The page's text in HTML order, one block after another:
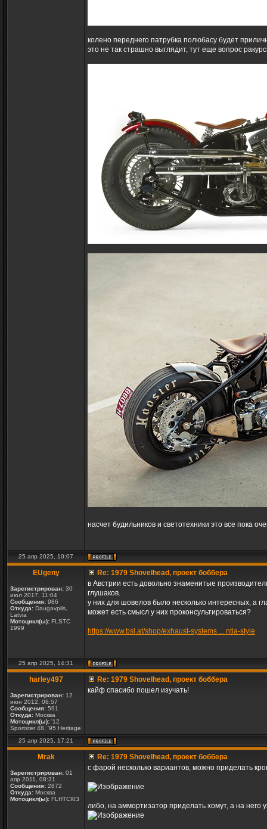
колено переднего патрубка полюбасу будет
это не так страшно выглядит, тут еще вопрос
насчет будильников и светотехники это все пока
25 апр 2025, 10:07
EUgeny
Зарегистрирован: 30
июл 2017, 11:04
Сообщения: 986
Откуда: Daugavpils,
Latvia
Мотоцикл(ы): FLSTC
1999
Re: 1979 Shovelhead, проект боббера
в Австрии есть довольно знаменитые
глушаков.
у них для шовелов было несколько интересных, а
может есть смысл у них проконсультироваться?
https://www.bsl.at/shop/exhaust-systems ... ntia-style
25 апр 2025, 14:31
harley497
Зарегистрирован: 12
июн 2012, 08:57
Сообщения: 591
Откуда: Москва
Мотоцикл(ы): '12
Sportster 48, '95 Heritage
Re: 1979 Shovelhead, проект боббера
кайф спасибо пошел изучать!
25 апр 2025, 17:21
Mrak
Зарегистрирован: 01
апр 2011, 08:31
Сообщения: 2872
Откуда: Москва
Мотоцикл(ы): FLHTCI03
Re: 1979 Shovelhead, проект боббера
с фарой несколько вариантов, можно приделать
либо, на аммортизатор приделать хомут, а на него